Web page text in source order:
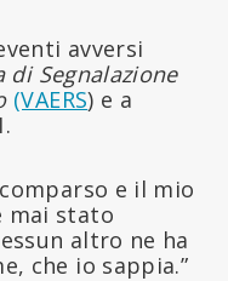
avversi
di Segnalazione
(VAERS) e a
e il mio
mai stato
altro ne ha
che io sappia.”